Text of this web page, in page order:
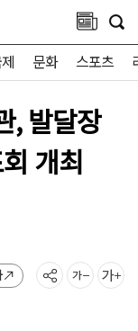
문화 스포츠
, 발달장
개최